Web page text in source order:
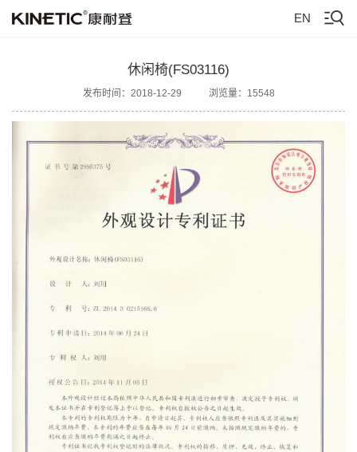
EN
休闲椅(FS03116)
发布时间：2018-12-29 浏览量：15548